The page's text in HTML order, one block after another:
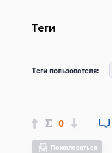
Теги
Теги пользователя:
0
Пожаловаться